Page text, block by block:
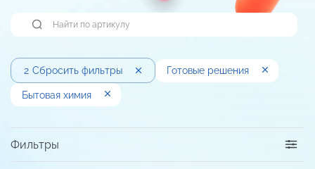
2 Сбросить фильтры Готовые решения
Бытовая химия
Фильтры